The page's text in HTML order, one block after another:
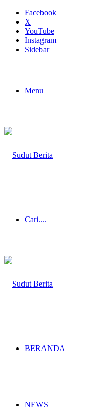
Facebook
X
YouTube
Instagram
Sidebar
Menu
Cari....
BERANDA
NEWS